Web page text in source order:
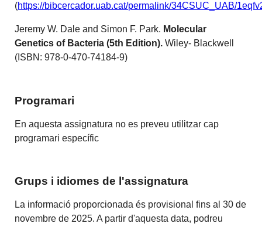
(https://bibcercador.uab.cat/permalink/34CSUC_UAB/
Jeremy W. Dale and Simon F. Park. Molecular
Genetics of Bacteria (5th Edition).Wiley- Blackwell
(ISBN: 978-0-470-74184-9)
Programari
En aquesta assignatura no es preveu utilitzar cap
programari específic
Grups i idiomes de l'assignatura
La informació proporcionada és provisional fins al 30 de
novembre de 2025. A partir d'aquesta data, podreu